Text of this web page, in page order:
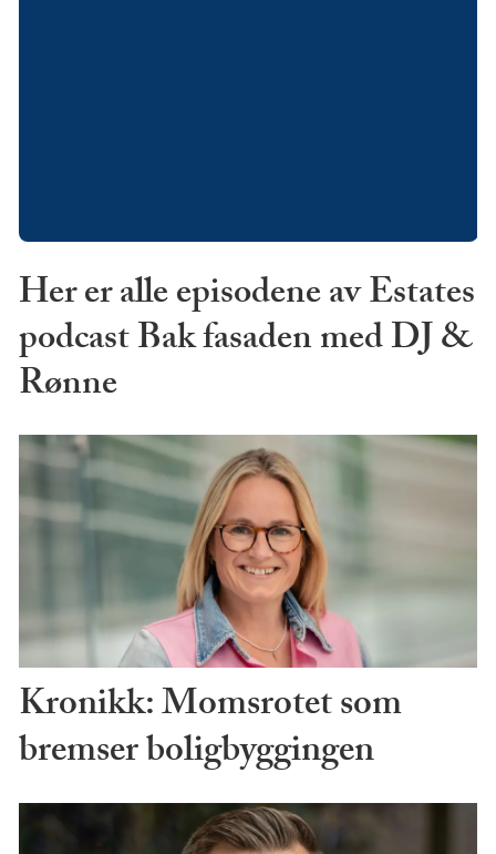
Her er alle episodene av Estates
podcast Bak fasaden med DJ &
Rønne
Kronikk: Momsrotet som
bremser boligbyggingen